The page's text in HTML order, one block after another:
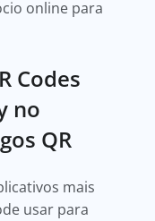
online para
Codes
no
QR
mais
usar para